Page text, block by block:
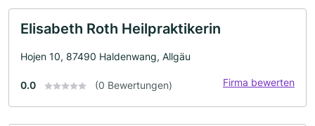
Elisabeth Roth Heilpraktikerin
Hojen 10, 87490 Haldenwang, Allgäu
0.0 (0 Bewertungen) Firma bewerten